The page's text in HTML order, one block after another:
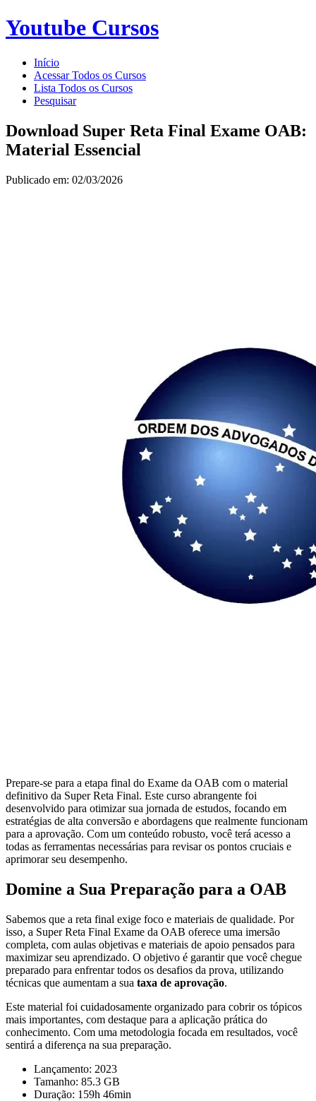
Youtube Cursos
Início
Acessar Todos os Cursos
Lista Todos os Cursos
Pesquisar
Download Super Reta Final Exame OAB:
Material Essencial
Publicado em: 02/03/2026
Prepare-se para a etapa final do Exame da OAB com o material
definitivo da Super Reta Final. Este curso abrangente foi
desenvolvido para otimizar sua jornada de estudos, focando em
estratégias de alta conversão e abordagens que realmente funcionam
para a aprovação. Com um conteúdo robusto, você terá acesso a
todas as ferramentas necessárias para revisar os pontos cruciais e
aprimorar seu desempenho.
Domine a Sua Preparação para a OAB
Sabemos que a reta final exige foco e materiais de qualidade. Por
isso, a Super Reta Final Exame da OAB oferece uma imersão
completa, com aulas objetivas e materiais de apoio pensados para
maximizar seu aprendizado. O objetivo é garantir que você chegue
preparado para enfrentar todos os desafios da prova, utilizando
técnicas que aumentam a sua taxa de aprovação.
Este material foi cuidadosamente organizado para cobrir os tópicos
mais importantes, com destaque para a aplicação prática do
conhecimento. Com uma metodologia focada em resultados, você
sentirá a diferença na sua preparação.
Lançamento: 2023
Tamanho: 85.3 GB
Duração: 159h 46min